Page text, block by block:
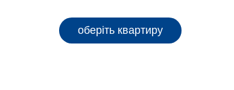
оберіть квартиру